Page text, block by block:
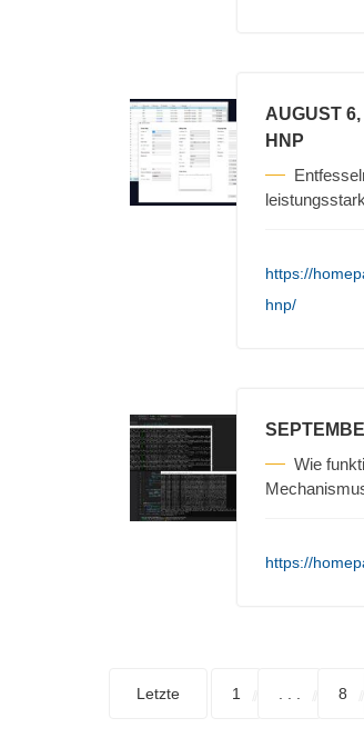
AUGUST
HNP
https://
hnp/
Wie
https://
Letzte 1 8